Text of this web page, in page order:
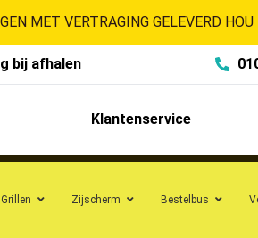
MET VERTRAGING GELEVERD
bij afhalen
Klantenservice
Grillen Zijscherm Bestelbus